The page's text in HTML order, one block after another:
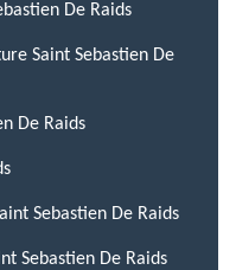
De Raids
Saint Sebastien De
De Raids
Sebastien De Raids
Sebastien De Raids